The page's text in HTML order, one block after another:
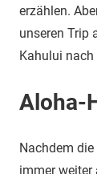
erzählen.
unseren Trip
Kahului
Aloha-
Nachdem
immer weiter